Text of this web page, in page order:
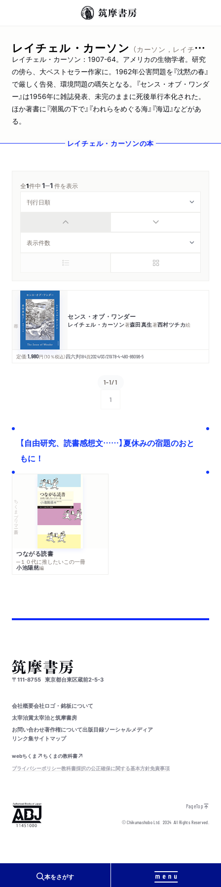
本をさがす
レイチェル・カーソン （カーソン，レイチェル）
レイチェル・カーソン：1907-64。アメリカの生物学者。研究
の傍ら、大ベストセラー作家に。1962年公害問題を『沈黙の春』
で厳しく告発、環境問題の嚆矢となる。『センス・オブ・ワンダ
ー』は1956年に雑誌発表、未完のままに死後単行本化された。
ほか著書に『潮風の下で』『われらをめぐる海』『海辺』などがあ
る。
レイチェル・カーソンの本
全1件中1─1件を表示
センス・オブ・ワンダー
レイチェル・カーソン著森田真生著西村ツチカ絵
定価:1,980円 （10％税込）四六判184頁2024/03/21978-4-480-86096-5
1-1/1
1
【自由研究、読書感想文……】夏休みの宿題のおと
もに！
ちくまプリマー新書
つながる読書
─１０代に推したいこの一冊
小池陽慈編
〒111-8755 東京都台東区蔵前2-5-3
会社概要会社ロゴ・銘板について
太宰治賞太宰治と筑摩書房
お問い合わせ著作権について出版目録ソーシャルメディア
リンク集サイトマップ
webちくま
ちくまの教科書
プライバシーポリシー教科書採択の公正確保に関する基本方針免責事項
PageTop
© Chikumashobo Ltd.2024 All Rights Reserved.